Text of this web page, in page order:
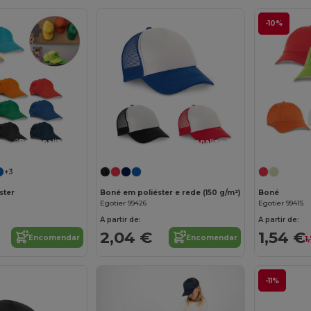
Personalize-o!
+3
Encomendar
Personalize-o!
Boné em poliéster e rede (150 g/m²)
Egotier 99426
A partir de:
2,04 € Encomendar
-10%
Boné
Egotier 99415
A partir de:
1,54 €
-11%